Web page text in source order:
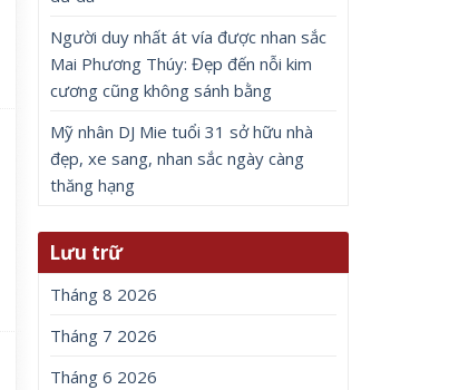
Người duy nhất át vía được nhan sắc
Mai Phương Thúy: Đẹp đến nỗi kim
cương cũng không sánh bằng
Mỹ nhân DJ Mie tuổi 31 sở hữu nhà
đẹp, xe sang, nhan sắc ngày càng
thăng hạng
Lưu trữ
Tháng 8 2026
Tháng 7 2026
Tháng 6 2026